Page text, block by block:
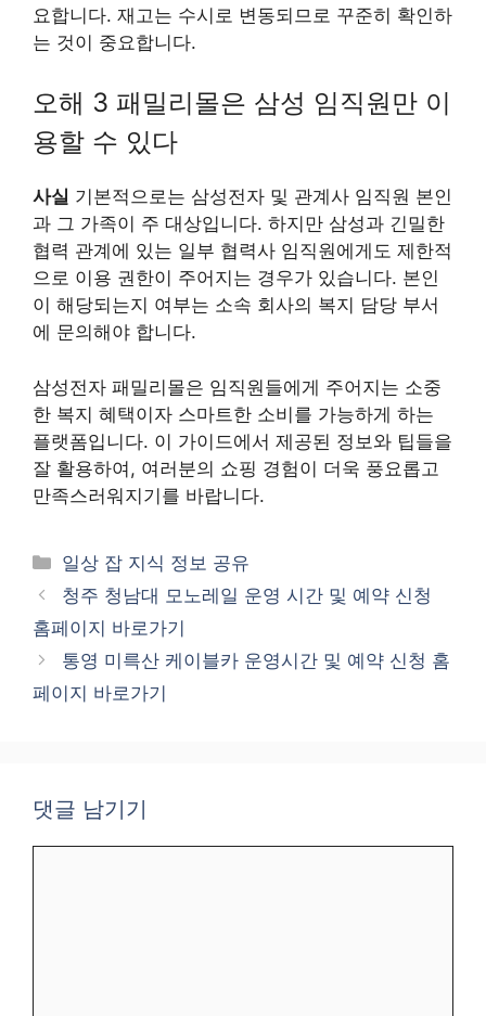
요합니다. 재고는 수시로 변동되므로 꾸준히 확인하
는 것이 중요합니다.
오해 3 패밀리몰은 삼성 임직원만 이
용할 수 있다
사실 기본적으로는 삼성전자 및 관계사 임직원 본인
과 그 가족이 주 대상입니다. 하지만 삼성과 긴밀한
협력 관계에 있는 일부 협력사 임직원에게도 제한적
으로 이용 권한이 주어지는 경우가 있습니다. 본인
이 해당되는지 여부는 소속 회사의 복지 담당 부서
에 문의해야 합니다.
삼성전자 패밀리몰은 임직원들에게 주어지는 소중
한 복지 혜택이자 스마트한 소비를 가능하게 하는
플랫폼입니다. 이 가이드에서 제공된 정보와 팁들을
잘 활용하여, 여러분의 쇼핑 경험이 더욱 풍요롭고
만족스러워지기를 바랍니다.
카
테
고
리
일상 잡 지식 정보 공유
청주 청남대 모노레일 운영 시간 및 예약 신청
홈페이지 바로가기
통영 미륵산 케이블카 운영시간 및 예약 신청 홈
페이지 바로가기
댓글 남기기